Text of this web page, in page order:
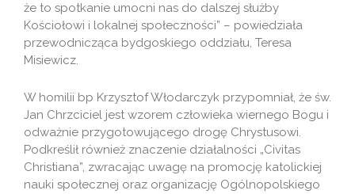
że to spotkanie umocni nas do dalszej służby
Kościołowi i lokalnej społeczności” – powiedziała
przewodnicząca bydgoskiego oddziału, Teresa
Misiewicz.
W homilii bp Krzysztof Włodarczyk przypomniał, że św.
Jan Chrzciciel jest wzorem człowieka wiernego Bogu i
odważnie przygotowującego drogę Chrystusowi.
Podkreślił również znaczenie działalności „Civitas
Christiana”, zwracając uwagę na promocję katolickiej
nauki społecznej oraz organizację Ogólnopolskiego